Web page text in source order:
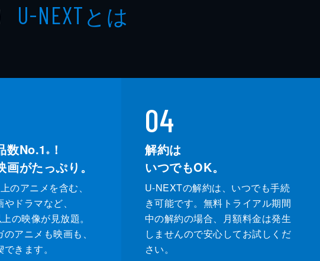
U-NEXTとは
数No.1 ※
！
画がたっぷり。
のアニメを含む、
ドラマなど、
の映像が見放題。
アニメも映画も、
きます。
04
解約は
いつでもOK。
U-NEXTの解約は、いつでも手続
き可能です。無料トライアル期間
中の解約の場合、月額料金は発生
しませんので安心してお試しくだ
さい。